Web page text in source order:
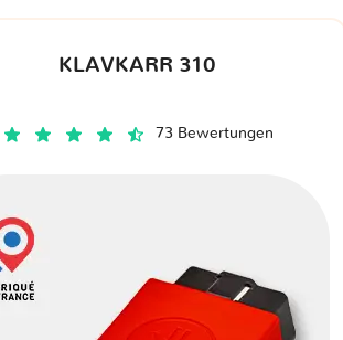
KLAVKARR 310
73 Bewertungen